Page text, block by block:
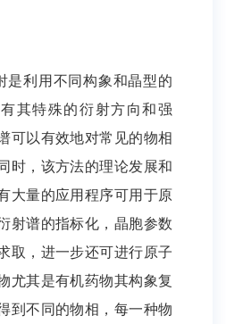
是利用不同构象和晶型的
其特殊的衍射方向和强
可以有效地对常见的物相
时，该方法的理论发展和
大量的应用程序可用于原
射谱的指标化，晶胞参数
取，进一步还可进行原子
尤其是有机药物其构象复
到不同的物相，每一种物